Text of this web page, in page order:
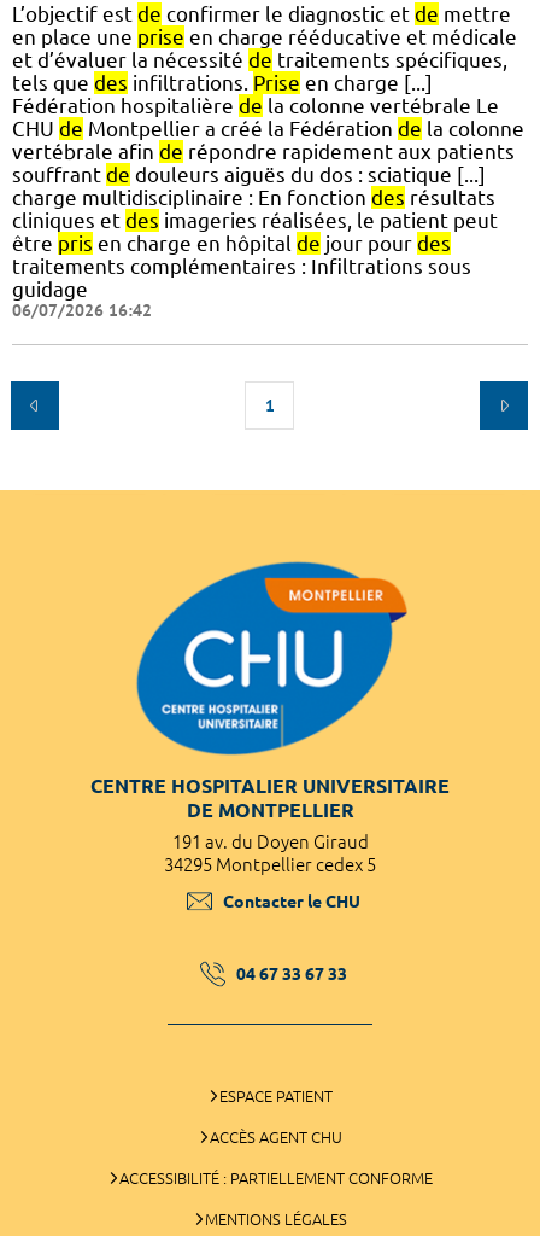
L’objectif est de confirmer le diagnostic et de mettre
en place une prise en charge rééducative et médicale
et d’évaluer la nécessité de traitements spécifiques,
tels que des infiltrations. Prise en charge [...]
Fédération hospitalière de la colonne vertébrale Le
CHU de Montpellier a créé la Fédération de la colonne
vertébrale afin de répondre rapidement aux patients
souffrant de douleurs aiguës du dos : sciatique [...]
charge multidisciplinaire : En fonction des résultats
cliniques et des imageries réalisées, le patient peut
être pris en charge en hôpital de jour pour des
traitements complémentaires : Infiltrations sous
guidage
06/07/2026 16:42
1
CENTRE HOSPITALIER UNIVERSITAIRE
DE MONTPELLIER
191 av. du Doyen Giraud
34295 Montpellier cedex 5
Contacter le CHU
04 67 33 67 33
ESPACE PATIENT
ACCÈS AGENT CHU
ACCESSIBILITÉ : PARTIELLEMENT CONFORME
MENTIONS LÉGALES